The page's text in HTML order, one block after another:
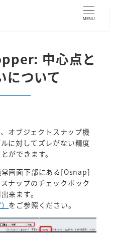
MENU
中心点と
について
オブジェクトスナップ機
に対してズレがない精度
ができます。
画面下部にある[Osnap]
ナップのチェックボック
来ます。
をご参照ください。